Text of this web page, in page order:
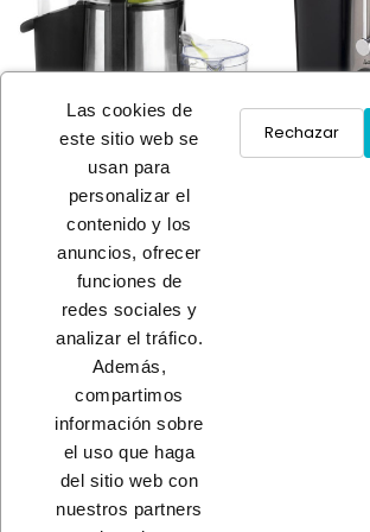
LICUADORA TUBO XL
A consultar
Las cookies de
este sitio web se
usan para
personalizar el
contenido y los
anuncios, ofrecer
funciones de
redes sociales y
analizar el tráfico.
Además,
compartimos
información sobre
el uso que haga
del sitio web con
nuestros partners
Rechazar